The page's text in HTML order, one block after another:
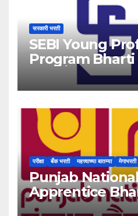
सरकारी भरती
SEBI Young
Program Bharti
‘यंग प्रोफेशनल’
परीक्षा बँक भरती महत्त्वाच्या बातम्या मेगाभरती
Punjab
Apprentice
उमेदवारांसाठी ५१३८